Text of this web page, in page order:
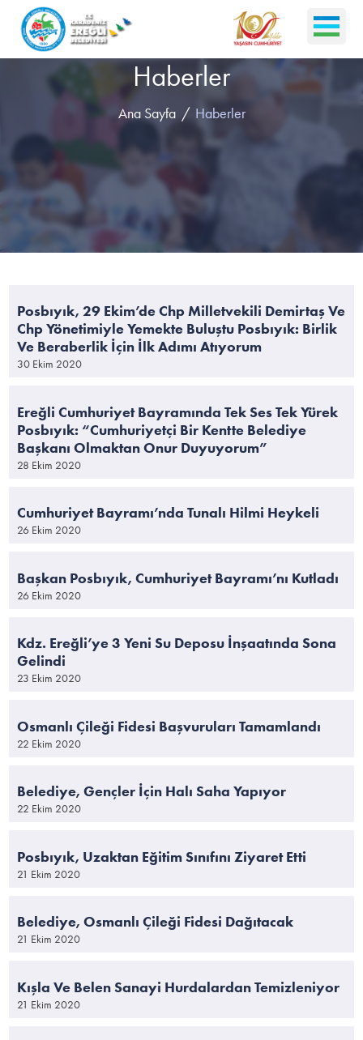
Haberler
Ana Sayfa Haberler
Posbıyık, 29 Ekim’de Chp Milletvekili Demirtaş Ve
Chp Yönetimiyle Yemekte Buluştu Posbıyık: Birlik
Ve Beraberlik İçin İlk Adımı Atıyorum
30 Ekim 2020
Ereğli Cumhuriyet Bayramında Tek Ses Tek Yürek
Posbıyık: “Cumhuriyetçi Bir Kentte Belediye
Başkanı Olmaktan Onur Duyuyorum”
28 Ekim 2020
Cumhuriyet Bayramı’nda Tunalı Hilmi Heykeli
26 Ekim 2020
Başkan Posbıyık, Cumhuriyet Bayramı’nı Kutladı
26 Ekim 2020
Kdz. Ereğli’ye 3 Yeni Su Deposu İnşaatında Sona
Gelindi
23 Ekim 2020
Osmanlı Çileği Fidesi Başvuruları Tamamlandı
22 Ekim 2020
Belediye, Gençler İçin Halı Saha Yapıyor
22 Ekim 2020
Posbıyık, Uzaktan Eğitim Sınıfını Ziyaret Etti
21 Ekim 2020
Belediye, Osmanlı Çileği Fidesi Dağıtacak
21 Ekim 2020
Kışla Ve Belen Sanayi Hurdalardan Temizleniyor
21 Ekim 2020